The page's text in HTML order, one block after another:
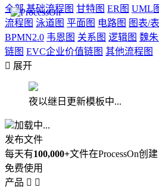
全部 基础流程图 甘特图 ER图 UML
流程图 泳道图 平面图 电路图 图表/
BPMN2.0 韦恩图 关系图 逻辑图 魏
链图 EVC企业价值链图 其他流程图
 展开
夜以继日更新模板中...
加载中...
发布文件
每天有100,000+文件在ProcessOn创建
免费使用
产品  